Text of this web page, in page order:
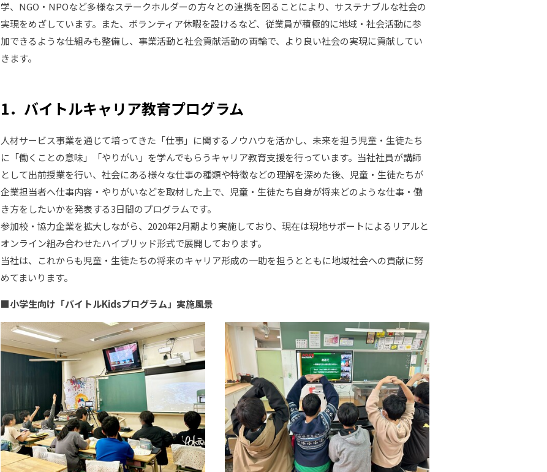
学、NGO・NPOなど多様なステークホルダーの方々との連携を図ることにより、サステナブルな社会の
実現をめざしています。また、ボランティア休暇を設けるなど、従業員が積極的に地域・社会活動に参
加できるような仕組みも整備し、事業活動と社会貢献活動の両輪で、より良い社会の実現に貢献してい
きます。
1．バイトルキャリア教育プログラム
人材サービス事業を通じて培ってきた「仕事」に関するノウハウを活かし、未来を担う児童・生徒たち
に「働くことの意味」「やりがい」を学んでもらうキャリア教育支援を行っています。当社社員が講師
として出前授業を行い、社会にある様々な仕事の種類や特徴などの理解を深めた後、児童・生徒たちが
企業担当者へ仕事内容・やりがいなどを取材した上で、児童・生徒たち自身が将来どのような仕事・働
き方をしたいかを発表する3日間のプログラムです。
参加校・協力企業を拡大しながら、2020年2月期より実施しており、現在は現地サポートによるリアルと
オンライン組み合わせたハイブリッド形式で展開しております。
当社は、これからも児童・生徒たちの将来のキャリア形成の一助を担うとともに地域社会への貢献に努
めてまいります。
■小学生向け「バイトルKidsプログラム」実施風景